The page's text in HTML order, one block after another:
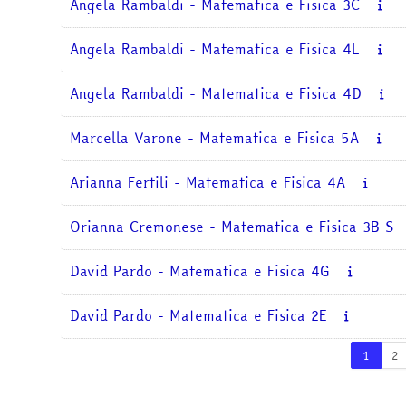
Angela Rambaldi - Matematica e Fisica 3C
Angela Rambaldi - Matematica e Fisica 4L
Angela Rambaldi - Matematica e Fisica 4D
Marcella Varone - Matematica e Fisica 5A
Arianna Fertili - Matematica e Fisica 4A
Orianna Cremonese - Matematica e Fisica 3B S
David Pardo - Matematica e Fisica 4G
David Pardo - Matematica e Fisica 2E
1 Pagina
2